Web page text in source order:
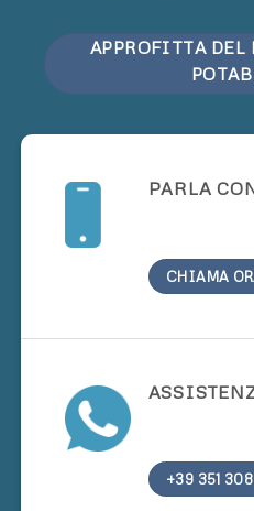
APPROFITTA DEL
PARLA
CHIAMA
+39 351